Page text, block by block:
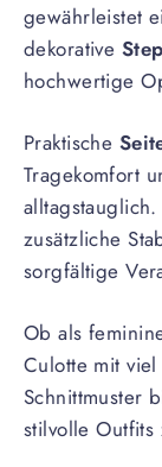
gewährleistet
dekorative
hochwertige
Praktische
Tragekomfort
zusätzliche
sorgfältige
Ob als
Culotte mit
Schnittmuster
stilvolle Outfits